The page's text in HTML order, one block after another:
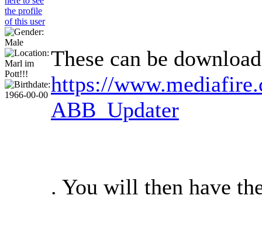
These can be
https://
ABB_Updater
. You will then have